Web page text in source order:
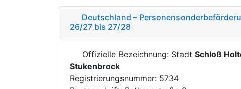
Deutschland –
26/27 bis 27/28
Offizielle Bezeichnung: Stadt Schloß
Stukenbrock
Registrierungsnummer: 5734